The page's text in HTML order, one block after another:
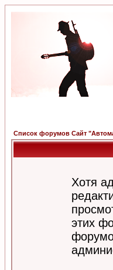
Список форумов Сайт
Хотя
этих